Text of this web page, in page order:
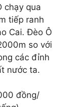
chạy qua
tiếp ranh
Cai. Đèo Ô
so với
các đỉnh
nước ta.
đồng/